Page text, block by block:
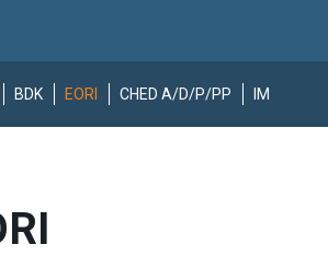
BDK EORI CHED A/D/P/PP IM